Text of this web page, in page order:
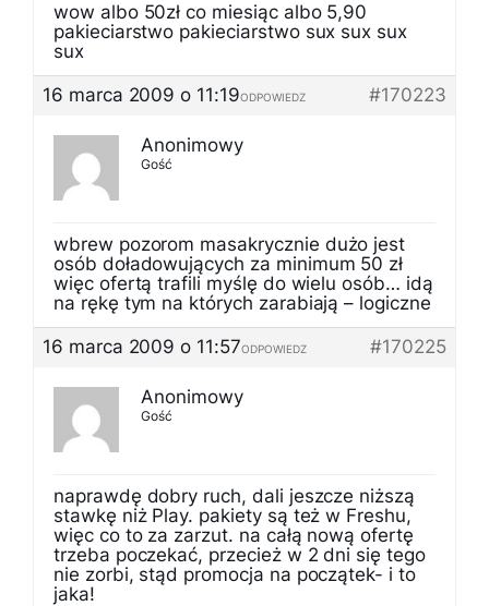
wow albo 50zł co miesiąc albo 5,90
pakieciarstwo pakieciarstwo sux sux sux
sux
16 marca 2009 o 11:19
#170223
ODPOWIEDZ
Anonimowy
Gość
wbrew pozorom masakrycznie dużo jest
osób doładowujących za minimum 50 zł
więc ofertą trafili myślę do wielu osób… idą
na rękę tym na których zarabiają – logiczne
16 marca 2009 o 11:57
#170225
ODPOWIEDZ
Anonimowy
Gość
naprawdę dobry ruch, dali jeszcze niższą
stawkę niż Play. pakiety są też w Freshu,
więc co to za zarzut. na całą nową ofertę
trzeba poczekać, przecież w 2 dni się tego
nie zorbi, stąd promocja na początek- i to
jaka!